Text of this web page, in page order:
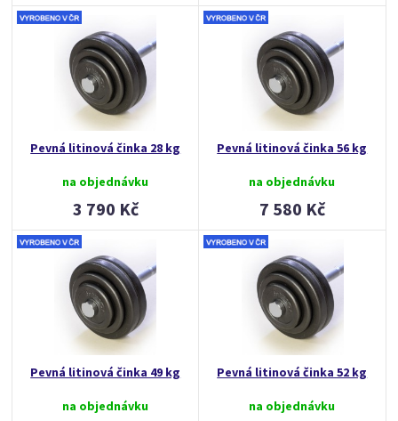
Pevná litinová činka 28 kg
na objednávku
3 790 Kč
Pevná litinová činka 56 kg
na objednávku
7 580 Kč
Pevná litinová činka 49 kg
na objednávku
Pevná litinová činka 52 kg
na objednávku